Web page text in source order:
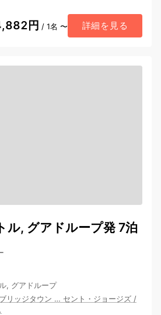
円 / 1名 〜 詳細を見る
ル, グアドループ発 7泊
, グアドループ
ブリッジタウン … セント・ジョージズ /